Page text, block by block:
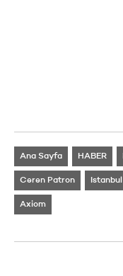
Ana Sayfa HABER
Ceren Patron Istanbul
Axiom